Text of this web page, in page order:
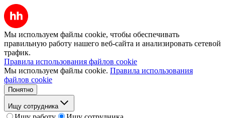
Мы используем файлы cookie, чтобы обеспечивать
правильную работу нашего веб-сайта и анализировать сетевой
трафик.
Правила использования файлов cookie
Мы используем файлы cookie. Правила использования
файлов cookie
Понятно
Ищу сотрудника